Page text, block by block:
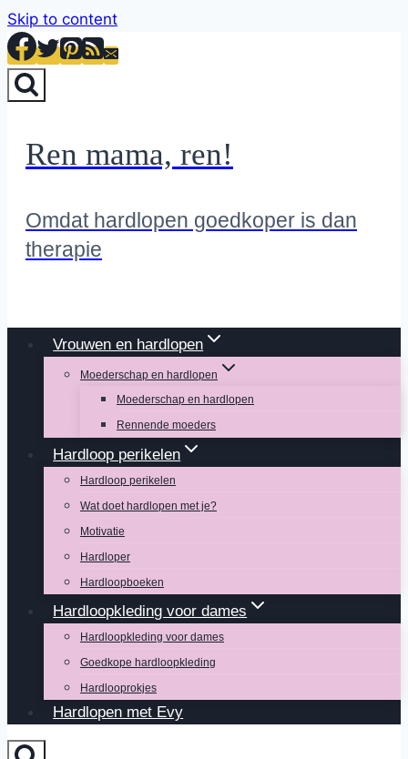
Skip to content
Ren mama, ren!
Omdat hardlopen goedkoper is dan
therapie
Vrouwen en hardlopen
Moederschap en hardlopen
Moederschap en hardlopen
Rennende moeders
Hardloop perikelen
Hardloop perikelen
Wat doet hardlopen met je?
Motivatie
Hardloper
Hardloopboeken
Hardloopkleding voor dames
Hardloopkleding voor dames
Goedkope hardloopkleding
Hardlooprokjes
Hardlopen met Evy